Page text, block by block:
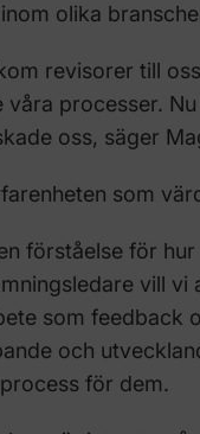
olika
revisorer till
våra processer.
oss, säger
som
förståelse för
vill
som feedback
och
för dem.